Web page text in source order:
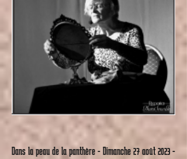
Dans la peau de la panthère - Dimanche 27 août 2023 -